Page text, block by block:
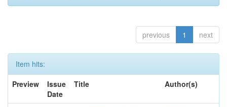
previous 1 next
Item hits:
Preview
Issue
Date
Title Author(s)